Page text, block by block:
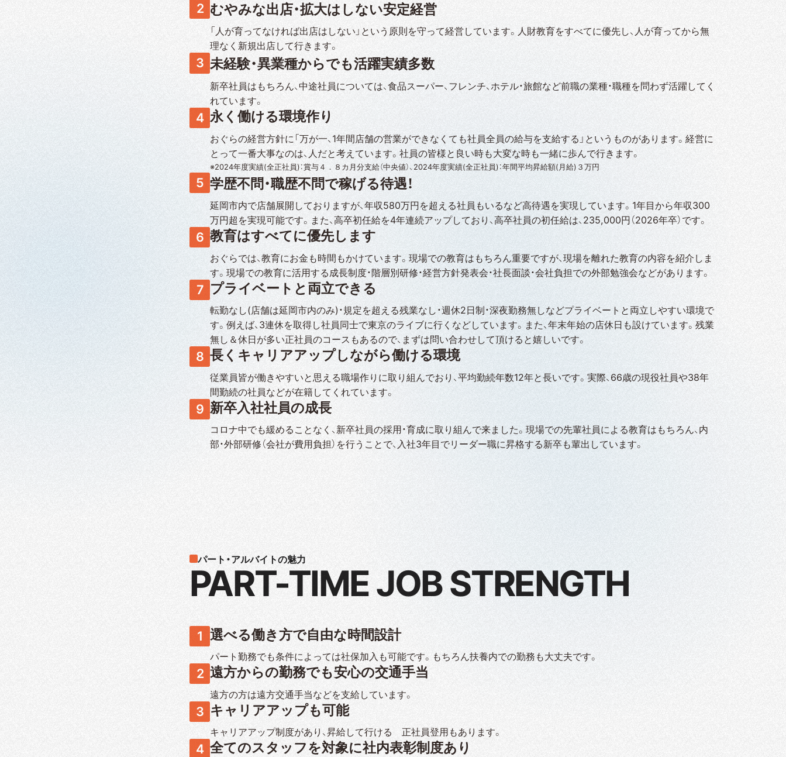
むやみな出店・拡大はしない安定経営
「人が育ってなければ出店はしない」という原則を守って経営しています。人財教育をすべてに優先し、人が育ってから無
理なく新規出店して行きます。
未経験・異業種からでも活躍実績多数
新卒社員はもちろん、中途社員については、食品スーパー、フレンチ、ホテル・旅館など前職の業種・職種を問わず活躍してく
れています。
永く働ける環境作り
おぐらの経営方針に「万が一、1年間店舗の営業ができなくても社員全員の給与を支給する」というものがあります。経営に
とって一番大事なのは、人だと考えています。社員の皆様と良い時も大変な時も一緒に歩んで行きます。
※2024年度実績(全正社員)：賞与４．８カ月分支給（中央値）、2024年度実績(全正社員)：年間平均昇給額(月給)３万円
学歴不問・職歴不問で稼げる待遇！
延岡市内で店舗展開しておりますが、年収580万円を超える社員もいるなど高待遇を実現しています。1年目から年収300
万円超を実現可能です。また、高卒初任給を4年連続アップしており、高卒社員の初任給は、235,000円（2026年卒）です。
教育はすべてに優先します
おぐらでは、教育にお金も時間もかけています。現場での教育はもちろん重要ですが、現場を離れた教育の内容を紹介しま
す。現場での教育に活用する成長制度・階層別研修・経営方針発表会・社長面談・会社負担での外部勉強会などがあります。
プライベートと両立できる
転勤なし(店舗は延岡市内のみ)・規定を超える残業なし・週休2日制・深夜勤務無しなどプライベートと両立しやすい環境で
す。例えば、3連休を取得し社員同士で東京のライブに行くなどしています。また、年末年始の店休日も設けています。残業
無し＆休日が多い正社員のコースもあるので、まずは問い合わせして頂けると嬉しいです。
長くキャリアアップしながら働ける環境
従業員皆が働きやすいと思える職場作りに取り組んでおり、平均勤続年数12年と長いです。実際、66歳の現役社員や38年
間勤続の社員などが在籍してくれています。
新卒入社社員の成長
コロナ中でも緩めることなく、新卒社員の採用・育成に取り組んで来ました。現場での先輩社員による教育はもちろん、内
部・外部研修（会社が費用負担）を行うことで、入社3年目でリーダー職に昇格する新卒も輩出しています。
パート・アルバイトの魅力
PART-TIME JOB STRENGTH
選べる働き方で自由な時間設計
パート勤務でも条件によっては社保加入も可能です。もちろん扶養内での勤務も大丈夫です。
遠方からの勤務でも安心の交通手当
遠方の方は遠方交通手当などを支給しています。
キャリアアップも可能
キャリアアップ制度があり、昇給して行ける 正社員登用もあります。
全てのスタッフを対象に社内表彰制度あり